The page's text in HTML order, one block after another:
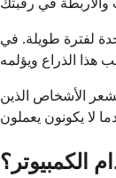
لفترة طويلة. في
الأشخاص الذين
الكمبيوتر؟